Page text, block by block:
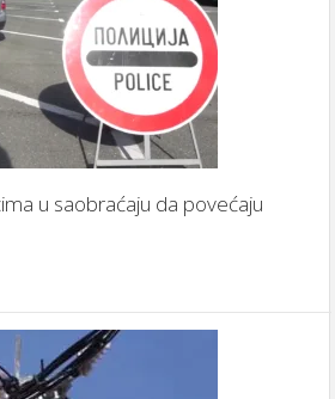
u saobraćaju da povećaju